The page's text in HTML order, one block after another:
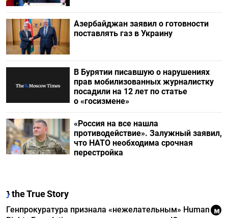
Азербайджан заявил о готовности
поставлять газ в Украину
В Бурятии писавшую о нарушениях
прав мобилизованных журналистку
посадили на 12 лет по статье
о «госизмене»
«Россия на все нашла
противодействие». Залужный заявил,
что НАТО необходима срочная
перестройка